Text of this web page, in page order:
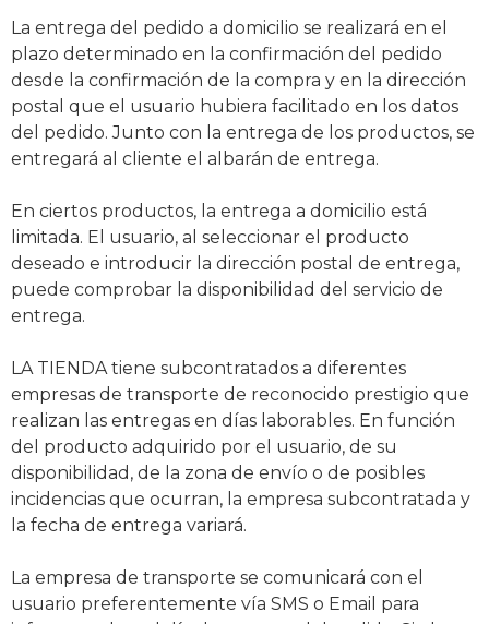
La entrega del pedido a domicilio se realizará en el
plazo determinado en la confirmación del pedido
desde la confirmación de la compra y en la dirección
postal que el usuario hubiera facilitado en los datos
del pedido. Junto con la entrega de los productos, se
entregará al cliente el albarán de entrega.
En ciertos productos, la entrega a domicilio está
limitada. El usuario, al seleccionar el producto
deseado e introducir la dirección postal de entrega,
puede comprobar la disponibilidad del servicio de
entrega.
LA TIENDA tiene subcontratados a diferentes
empresas de transporte de reconocido prestigio que
realizan las entregas en días laborables. En función
del producto adquirido por el usuario, de su
disponibilidad, de la zona de envío o de posibles
incidencias que ocurran, la empresa subcontratada y
la fecha de entrega variará.
La empresa de transporte se comunicará con el
usuario preferentemente vía SMS o Email para